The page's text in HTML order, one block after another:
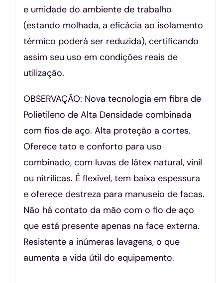
e umidade do ambiente de trabalho
(estando molhada, a eficácia ao isolamento
térmico poderá ser reduzida), certificando
assim seu uso em condições reais de
utilização.
OBSERVAÇÃO: Nova tecnologia em fibra de
Polietileno de Alta Densidade combinada
com fios de aço. Alta proteção a cortes.
Oferece tato e conforto para uso
combinado, com luvas de látex natural, vinil
ou nitrilicas. É flexível, tem baixa espessura
e oferece destreza para manuseio de facas.
Não há contato da mão com o fio de aço
que está presente apenas na face externa.
Resistente a inúmeras lavagens, o que
aumenta a vida útil do equipamento.